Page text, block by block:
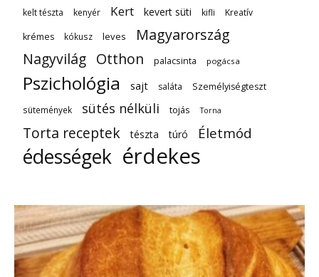
kelt tészta kenyér Kert kevert süti kifli
Kreatív
krémes
kókusz leves
Magyarország
Nagyvilág Otthon palacsinta pogácsa
Pszichológia sajt saláta Személyiségteszt
sütemények sütés nélküli tojás Torna
Torta receptek tészta túró Életmód
édességek érdekes